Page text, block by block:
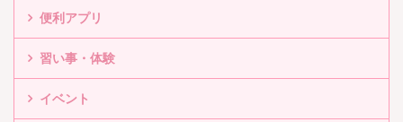
便利アプリ
習い事・体験
イベント